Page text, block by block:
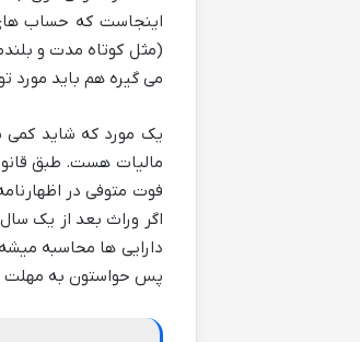
اینجاست که حساب
(مثل کوتاه مدت و
می گیره هم باید مورد
یک مورد که شاید کمی
فوت متوفی در
اگر وراث بعد از یک
دارایی ها محاسبه
پس حواستون به مهلت